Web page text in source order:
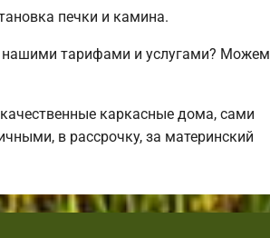
печки и камина.
нашими тарифами и услугами? Можем
каркасные дома, сами
в рассрочку, за материнский